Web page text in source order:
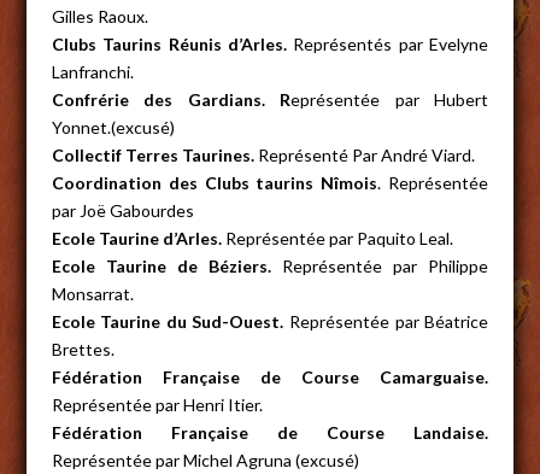
Gilles Raoux.
Clubs Taurins Réunis d’Arles. Représentés par Evelyne
Lanfranchi.
Confrérie des Gardians. Représentée par Hubert
Yonnet.(excusé)
Collectif Terres Taurines.Représenté Par André Viard.
Coordination des Clubs taurins Nîmois. Représentée
par Joë Gabourdes
Ecole Taurine d’Arles.Représentée par Paquito Leal.
Ecole Taurine de Béziers. Représentée par Philippe
Monsarrat.
Ecole Taurine du Sud-Ouest. Représentée par Béatrice
Brettes.
Fédération Française de Course Camarguaise.
Représentée par Henri Itier.
Fédération Française de Course Landaise.
Représentée par Michel Agruna (excusé)